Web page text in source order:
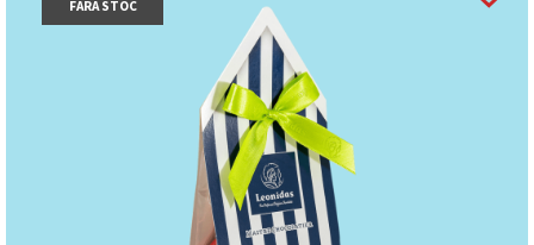
FARA STOC